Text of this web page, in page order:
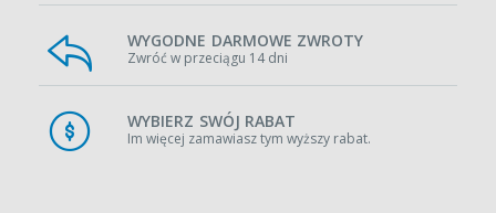
WYGODNE DARMOWE ZWROTY
Zwróć w przeciągu 14 dni
WYBIERZ SWÓJ RABAT
Im więcej zamawiasz tym wyższy rabat.